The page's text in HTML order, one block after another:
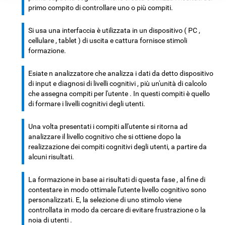
primo compito di controllare uno o più compiti.
Si usa una interfaccia è utilizzata in un dispositivo ( PC ,
cellulare , tablet ) di uscita e cattura fornisce stimoli
formazione.
Esiate n analizzatore che analizza i dati da detto dispositivo
di input e diagnosi di livelli cognitivi , più un'unità di calcolo
che assegna compiti per l'utente . In questi compiti è quello
di formare i livelli cognitivi degli utenti.
Una volta presentati i compiti all'utente si ritorna ad
analizzare il livello cognitivo che si ottiene dopo la
realizzazione dei compiti cognitivi degli utenti, a partire da
alcuni risultati.
La formazione in base ai risultati di questa fase , al fine di
contestare in modo ottimale l'utente livello cognitivo sono
personalizzati. E, la selezione di uno stimolo viene
controllata in modo da cercare di evitare frustrazione o la
noia di utenti .